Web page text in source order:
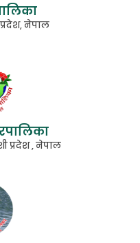
नेपाल
प्रदेश , नेपाल